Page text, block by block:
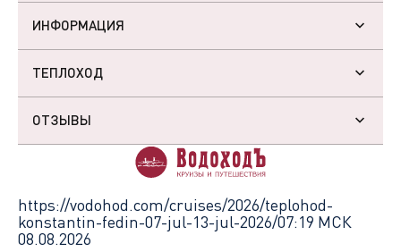
ИНФОРМАЦИЯ
ТЕПЛОХОД
ОТЗЫВЫ
https://vodohod.com/cruises/2026/teplohod-
konstantin-fedin-07-jul-13-jul-2026/07:19 МСК
08.08.2026